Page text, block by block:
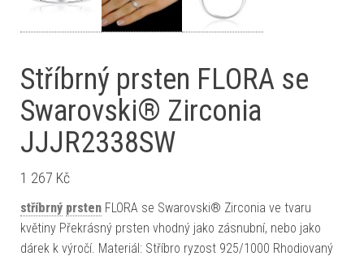
Stříbrný prsten FLORA se
Swarovski® Zirconia
JJJR2338SW
1 267 Kč
stříbrný prsten FLORA se Swarovski® Zirconia ve tvaru
květiny Překrásný prsten vhodný jako zásnubní, nebo jako
dárek k výročí. Materiál: Stříbro ryzost 925/1000 Rhodiovaný